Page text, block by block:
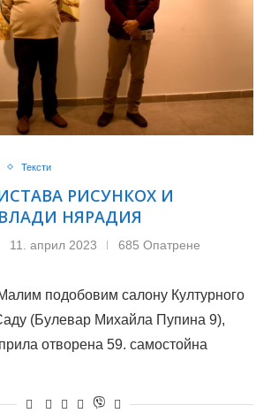
Тексти
РИСУНКОХ И
НЯРАДИЯ
11. април 2023 685 Опатрене
подобовим салону Културного
(Булевар Михайла Пупина 9),
отворена 59. самостойна